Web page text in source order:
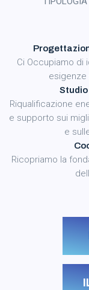
Ci Occupiamo di
esigenze
Riqualificazione
e supporto sui
e
Ricopriamo la